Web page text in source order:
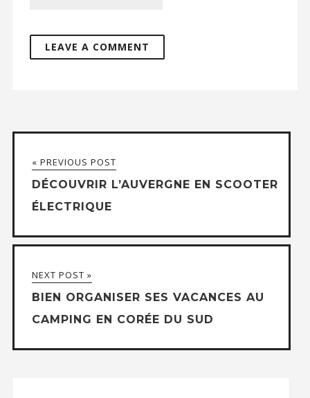
« PREVIOUS POST
DÉCOUVRIR L’AUVERGNE EN SCOOTER
ÉLECTRIQUE
NEXT POST »
BIEN ORGANISER SES VACANCES AU
CAMPING EN CORÉE DU SUD